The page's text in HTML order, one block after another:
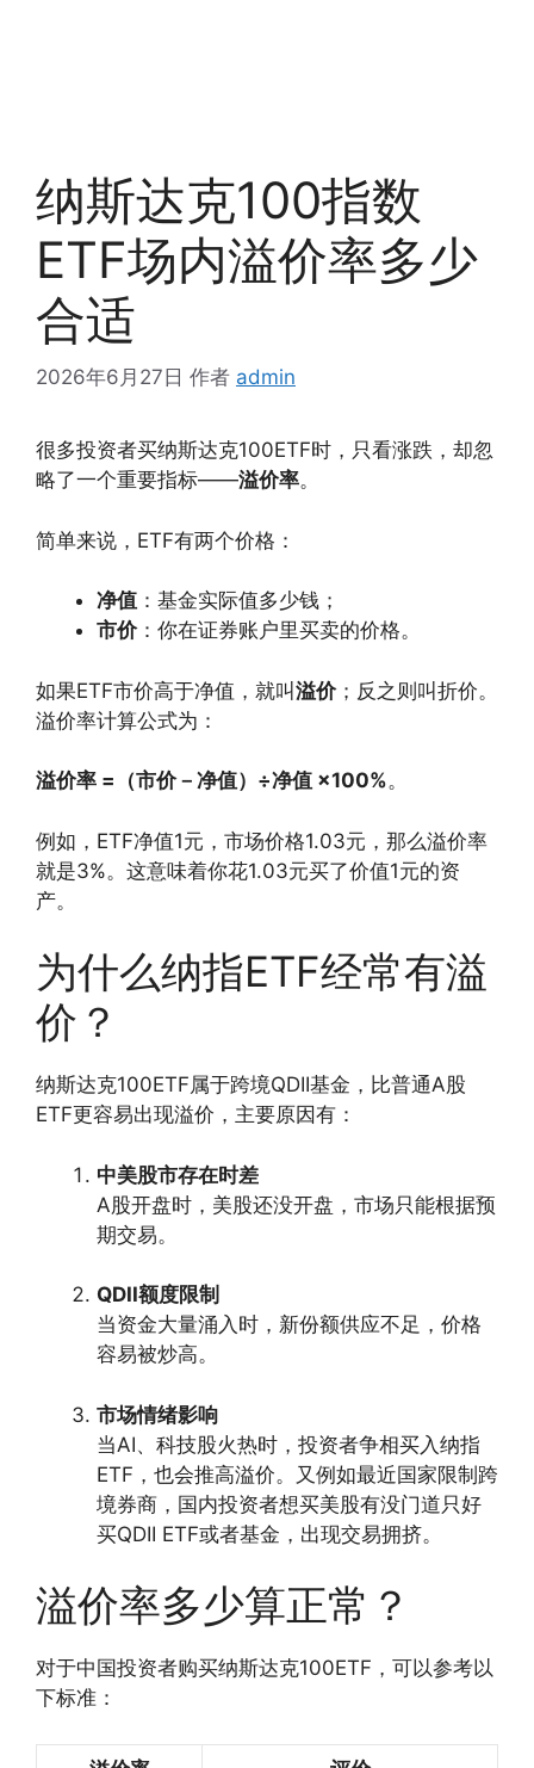
纳斯达克100指数
ETF场内溢价率多少
合适
2026年6月27日 作者 admin
很多投资者买纳斯达克100ETF时，只看涨跌，却忽
略了一个重要指标——溢价率。
简单来说，ETF有两个价格：
净值 ：基金实际值多少钱；
市价：你在证券账户里买卖的价格。
如果ETF市价高于净值，就叫溢价；反之则叫折价。
溢价率计算公式为：
溢价率 =（市价－净值）÷净值 ×100%。
例如，ETF净值1元，市场价格1.03元，那么溢价率
就是3%。这意味着你花1.03元买了价值1元的资
产。
为什么纳指ETF经常有溢
价？
纳斯达克100ETF属于跨境QDII基金，比普通A股
ETF更容易出现溢价，主要原因有：
中美股市存在时差
A股开盘时，美股还没开盘，市场只能根据预
期交易。
QDII额度限制
当资金大量涌入时，新份额供应不足，价格
容易被炒高。
市场情绪影响
当AI、科技股火热时，投资者争相买入纳指
ETF，也会推高溢价。又例如最近国家限制跨
境券商，国内投资者想买美股有没门道只好
买QDII ETF或者基金，出现交易拥挤。
溢价率多少算正常？
对于中国投资者购买纳斯达克100ETF，可以参考以
下标准：